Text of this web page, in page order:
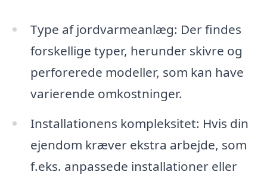
Type af jordvarmeanlæg: Der findes
forskellige typer, herunder skivre og
perforerede modeller, som kan have
varierende omkostninger.
Installationens kompleksitet: Hvis din
ejendom kræver ekstra arbejde, som
f.eks. anpassede installationer eller